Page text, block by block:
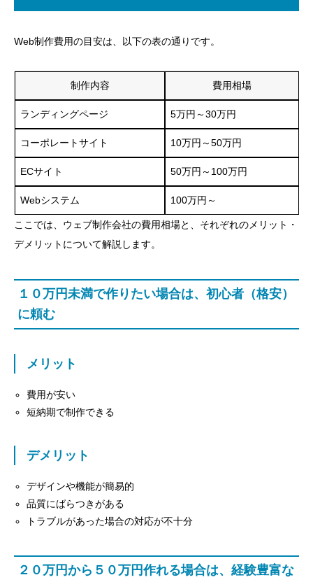
Web制作費用の目安は、以下の表の通りです。
制作内容 費用相場
ランディングページ 5万円～30万円
コーポレートサイト 10万円～50万円
ECサイト 50万円～100万円
Webシステム 100万円～
ここでは、ウェブ制作会社の費用相場と、それぞれのメリット・
デメリットについて解説します。
１０万円未満で作りたい場合は、初心者（格安）
に頼む
メリット
費用が安い
短納期で制作できる
デメリット
デザインや機能が簡易的
品質にばらつきがある
トラブルがあった場合の対応が不十分
２０万円から５０万円作れる場合は、経験豊富な